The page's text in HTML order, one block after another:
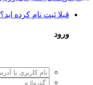
قبلا ثبت نام کرده
ورود